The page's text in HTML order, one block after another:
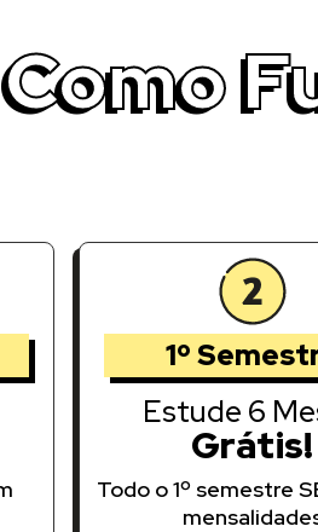
1º
Estude 6
Grátis!
Todo o 1º semestre
Como